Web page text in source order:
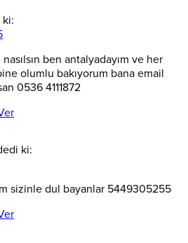
ben antalyadayım ve her
olumlu bakıyorum bana email
0536 4111872
ki:
sizinle dul bayanlar 5449305255